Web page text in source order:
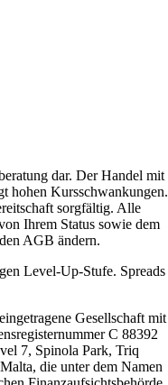
dar. Der Handel mit
hohen Kursschwankungen.
sorgfältig. Alle
Ihrem Status sowie dem
AGB ändern.
Level-Up-Stufe. Spreads
Gesellschaft mit
C 88392
7, Spinola Park, Triq
die unter dem Namen